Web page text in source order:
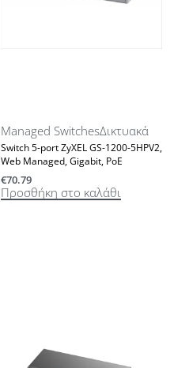
Managed SwitchesΔικτυακά
Switch 5-port ZyXEL GS-1200-5HPV2,
Web Managed, Gigabit, PoE
€70.79
Προσθήκη στο καλάθι